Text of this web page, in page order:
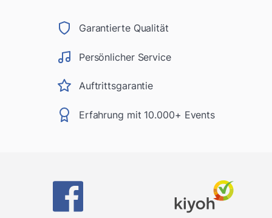
Garantierte Qualität
Persönlicher Service
Auftrittsgarantie
Erfahrung mit 10.000+ Events